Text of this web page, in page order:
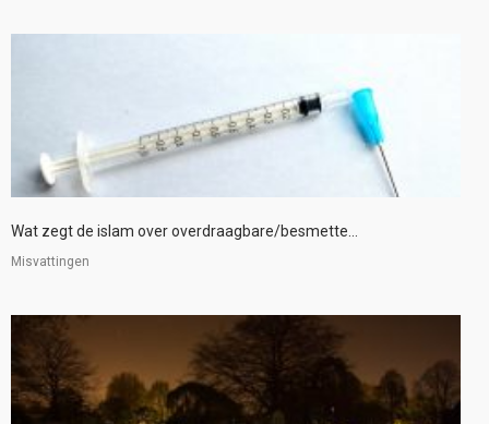
Wat zegt de islam over overdraagbare/besmette...
Misvattingen